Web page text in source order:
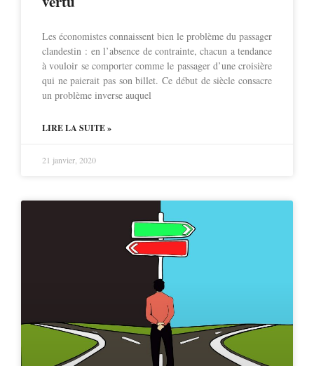
Les économistes connaissent bien le problème du passager
clandestin : en l’absence de contrainte, chacun a tendance
à vouloir se comporter comme le passager d’une croisière
qui ne paierait pas son billet. Ce début de siècle consacre
un problème inverse auquel
LIRE LA SUITE »
21 janvier, 2020